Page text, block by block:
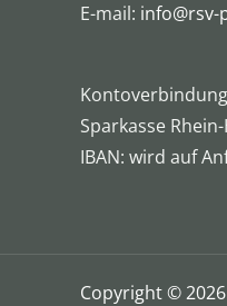
E-mail:
Sparkasse
IBAN: wird auf
Copyright ©